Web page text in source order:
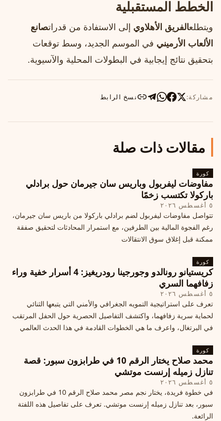
الخطط المستقبلية
ويتطلعالفريق الأهلاوي إلى الاستفادة من قدراتصانع
الألعاب الأرميني في الموسم الجديد، وسط توقعات
بتحقيق نتائج إيجابية في البطولات المحلية والآسيوية.
مشاركة: نسخ الرابط
مقالات ذات صلة
كورة
مفاوضات ليفربول وباريس سان جيرمان حول برادلي
باركولا تكتسب زخمًا
٥ أغسطس ٢٠٢٦
تتواصل مفاوضات ليفربول لضم برادلي باركولا من باريس سان جيرمان،
رغم الفجوة المالية بين الطرفين، مع استمرار المحادثات لتحقيق صفقة
ممكنة قبل إغلاق سوق الانتقالات
كورة
كريستيانو رونالدو وجورجينا رودريغيز: 4 أسرار خفية وراء
زفافهما السري
٥ أغسطس ٢٠٢٦
تعرف على استراتيجية التمويه الجغرافي والأمني التي يتبعها الثنائي
لحماية سرية زفافهما، واكتشف التفاصيل الحصرية حول الحفل المرتقب
في البرتغال، واعرف ما هي الخطوات القادمة في هذا الحدث العالمي
كورة
محمد صلاح يختار الرقم 10 في طرابزون سبور: قصة
تنازل زميله إرنست موتشي
٥ أغسطس ٢٠٢٦
في خطوة فريدة، يختار نجم مصر محمد صلاح الرقم 10 في طرابزون
سبور، بعد تنازل زميله إرنست موتشي. تعرف على تفاصيل هذه اللفتة
الرائعة.